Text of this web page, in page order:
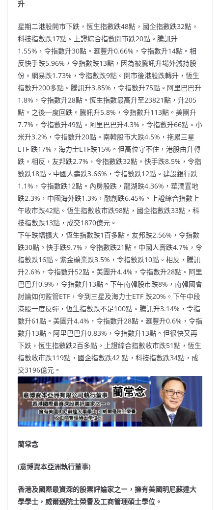
升
星期二港股開市下跌，恆生指數跌48點，國企指數跌32點，
科技指數跌17點。上證綜合指數開市跌20點。騰訊升
1.55%，令指數升30點。滙豐升0.66%，令指數升14點。相
反快手跌5.96%，令指數跌13點，因為被騰訊升場外減持股
份。網易跌1.73%，令指數跌9點。開市後港股跌轉升，恆生
指數升200多點。騰訊升3.85%，令指數升75點。阿里巴巴升
1.8%，令指數升28點。恆生指數最高升至23821點，升205
點。之後一度回跌。騰訊升5.8%，令指數升113點。美團升
7.7%，令指數升49點。阿里巴巴升4.3%，令指數升66點。小
米升3.2%，令指數升20點。南韓股市大跌4.5%，拖累三星
ETF 跌17%，海力士ETF跌15%。但高位守不住，港股由升轉
跌。相反，友邦跌2.7%，令指數跌32點。快手跌8.5%，令指
數跌18點。中國人壽跌3.66%，令指數跌12點。建設銀行跌
1.1%，令指數跌12點。內房股跌，龍湖跌4.36%，華潤置地
跌2,3%，中國海外跌1.3%，融創跌6.45%。上證綜合指數上
午收市跌42點。恆生指數收市跌98點，國企指數跌33點，科
技指數跌13點，成交1870億元。
下午跌幅擴大，恆生指數跌1百多點。友邦跌2.56%，令指數
跌30點。快手跌9.7%，令指數跌21點。中國人壽跌4.7%，令
指數跌16點。紫金礦業跌3.5%，令指數跌10點。相反，騰訊
升2.6%，令指數升52點。美團升4.4%，令指數升28點。阿里
巴巴升0.9%，令指數升13點。下午南韓股市跌8%，南韓國會
討論如何監管ETF，令到三星及海力士ETF 跌20%。下午中段
港股一度反彈，恆生指數跌不足100點。騰訊升3.14%，令指
數升61點。美團升4.4%，令指數升28點。滙豐升0.6%，令指
數升13點。阿里巴巴升0.83%，令指數升13點。但很快又再
下跌，恆生指數跌2百多點。上證綜合指數收市跌51點，恆生
指數收市跌119點，國企指數跌42 點，科技指數跌34點，成
交3196億元。
藺常念
(意博資本亞洲執行董事)
香港及國際最資深的股票評論家之ー，擁有美國明尼蘇達大
學學士，威爾遜院士榮譽及工商管理碩士學位。